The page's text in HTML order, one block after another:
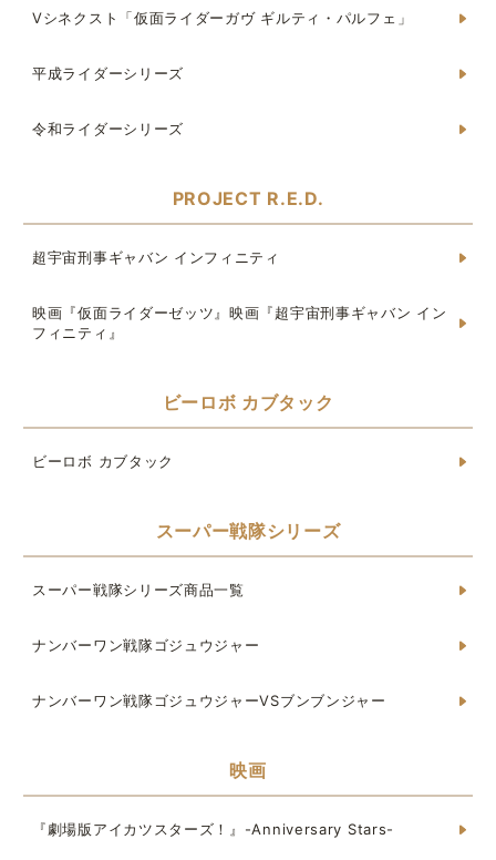
Vシネクスト「仮面ライダーガヴ ギルティ・パルフェ」
平成ライダーシリーズ
令和ライダーシリーズ
PROJECT R.E.D.
超宇宙刑事ギャバン インフィニティ
映画『仮面ライダーゼッツ』映画『超宇宙刑事ギャバン イン
フィニティ』
ビーロボ カブタック
ビーロボ カブタック
スーパー戦隊シリーズ
スーパー戦隊シリーズ商品一覧
ナンバーワン戦隊ゴジュウジャー
ナンバーワン戦隊ゴジュウジャーVSブンブンジャー
映画
『劇場版アイカツスターズ！』-Anniversary Stars-